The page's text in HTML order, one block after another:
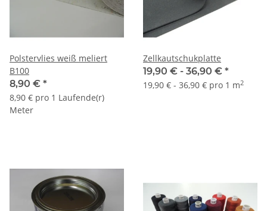
Polstervlies weiß meliert
B100
8,90 € *
8,90 € pro 1 Laufende(r)
Meter
Zellkautschukplatte
19,90 € - 36,90 € *
19,90 € - 36,90 € pro 1 m2